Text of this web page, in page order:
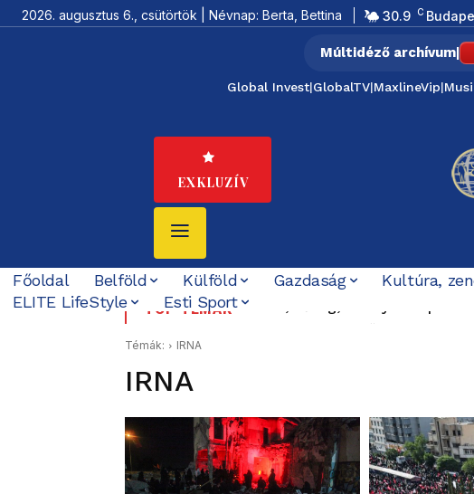
2026. augusztus 6., csütörtök | Névnap: Berta, Bettina 30.9 C
Múltidéző archívum|
Global Invest|GlobalTV|MaxlineVip|
EXKLUZÍV
Főoldal Belföld Külföld Gazdaság Kultúra,
ELITE LifeStyle
Esti Sport
TOP TÉMÁKKrízis, hőség, aszály közepén
Témák: IRNA
IRNA